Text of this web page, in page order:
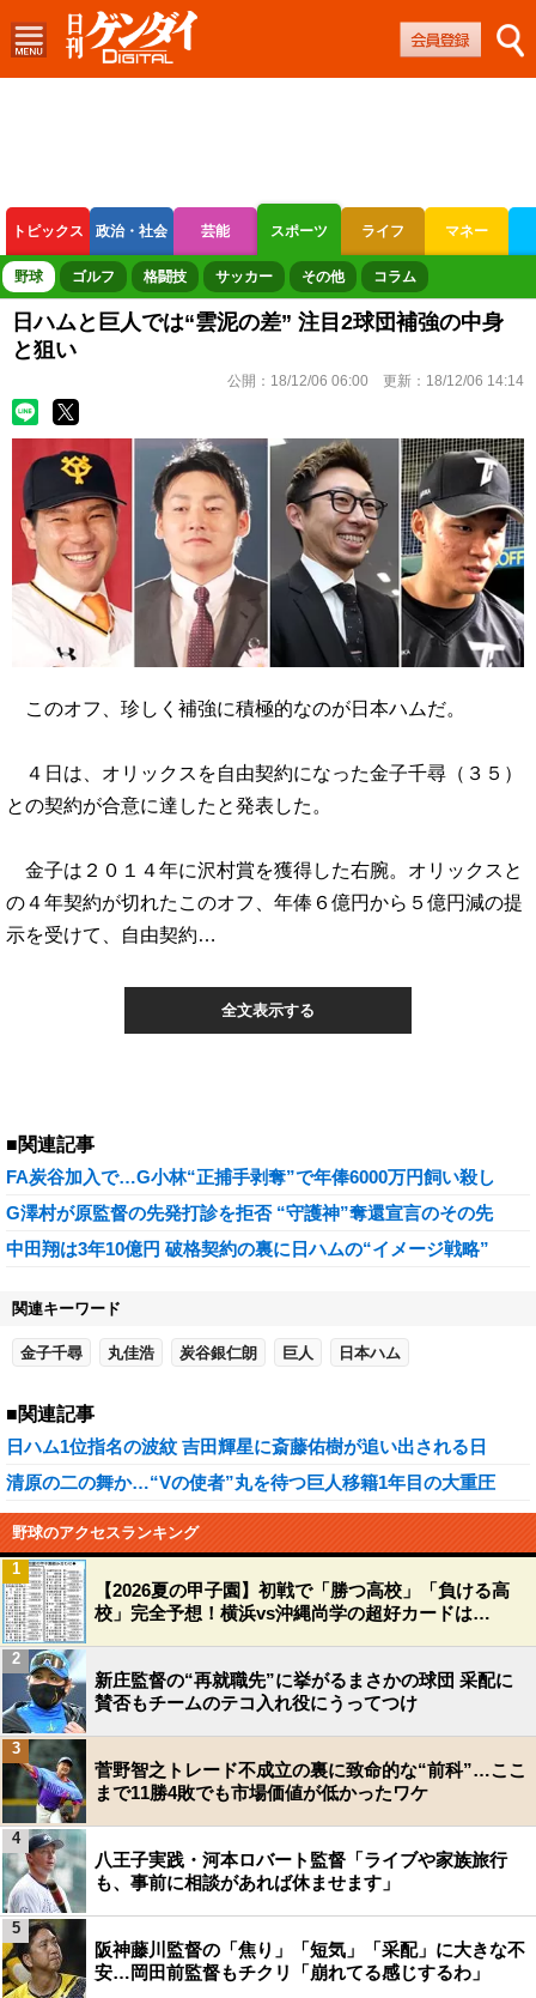
トピックス 政治・社会 芸能 スポーツ ライフ マネー
ボートレース 競輪 オートレース
野球 ゴルフ 格闘技 サッカー その他 コラム
日ハムと巨人では“雲泥の差” 注目2球団補強の中身
と狙い
公開： 18/12/06 06:00 更新： 18/12/06 14:14
このオフ、珍しく補強に積極的なのが日本ハムだ。
４日は、オリックスを自由契約になった金子千尋（３５）
との契約が合意に達したと発表した。
金子は２０１４年に沢村賞を獲得した右腕。オリックスと
の４年契約が切れたこのオフ、年俸６億円から５億円減の提
示を受けて、自由契約…
全文表示する
■関連記事
FA炭谷加入で…G小林“正捕手剥奪”で年俸6000万円飼い殺し
G澤村が原監督の先発打診を拒否 “守護神”奪還宣言のその先
中田翔は3年10億円 破格契約の裏に日ハムの“イメージ戦略”
関連キーワード
金子千尋 丸佳浩 炭谷銀仁朗 巨人 日本ハム
■関連記事
日ハム1位指名の波紋 吉田輝星に斎藤佑樹が追い出される日
清原の二の舞か…“Vの使者”丸を待つ巨人移籍1年目の大重圧
野球のアクセスランキング
【2026夏の甲子園】初戦で「勝つ高校」「負ける高
校」完全予想！横浜vs沖縄尚学の超好カードは…
1
新庄監督の“再就職先”に挙がるまさかの球団 采配に
賛否もチームのテコ入れ役にうってつけ
2
菅野智之トレード不成立の裏に致命的な“前科”…ここ
まで11勝4敗でも市場価値が低かったワケ
3
八王子実践・河本ロバート監督「ライブや家族旅行
も、事前に相談があれば休ませます」
4
阪神藤川監督の「焦り」「短気」「采配」に大きな不
安…岡田前監督もチクリ「崩れてる感じするわ」
5